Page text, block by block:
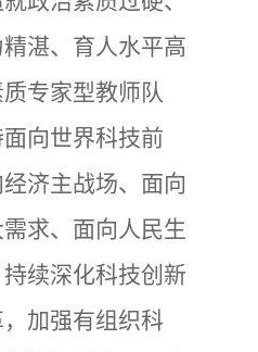
湛、育人水平高
专家型教师队
向世界科技前
济主战场、面向
求、面向人民生
续深化科技创新
加强有组织科